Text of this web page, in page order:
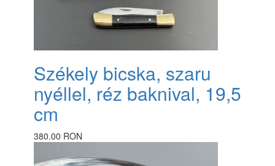
Székely bicska, szaru
nyéllel, réz baknival, 19,5
cm
380.00 RON